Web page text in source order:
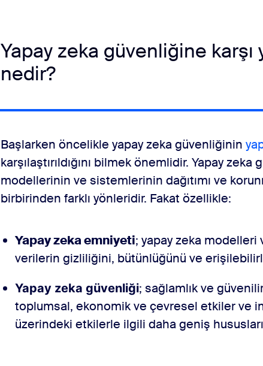
Yapay zeka güvenliğine
nedir?
Başlarken öncelikle yapay zeka güvenliğinin
karşılaştırıldığını bilmek önemlidir. Yapay
modellerinin ve sistemlerinin dağıtımı ve
birbirinden farklı yönleridir. Fakat özellikle:
Yapay zeka emniyeti; yapay zeka modelleri
verilerin gizliliğini, bütünlüğünü ve
Yapay zeka güvenliği; sağlamlık ve
toplumsal, ekonomik ve çevresel etkiler ve
üzerindeki etkilerle ilgili daha geniş